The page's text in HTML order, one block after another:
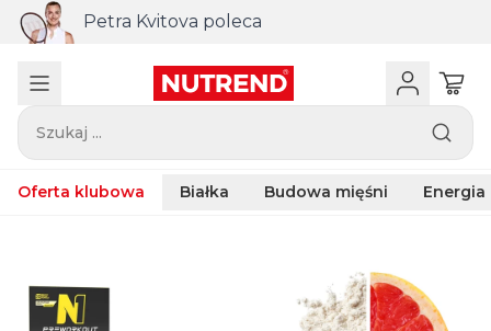
poleca
Szukaj ...
Oferta klubowa Białka Budowa mięśni Energia